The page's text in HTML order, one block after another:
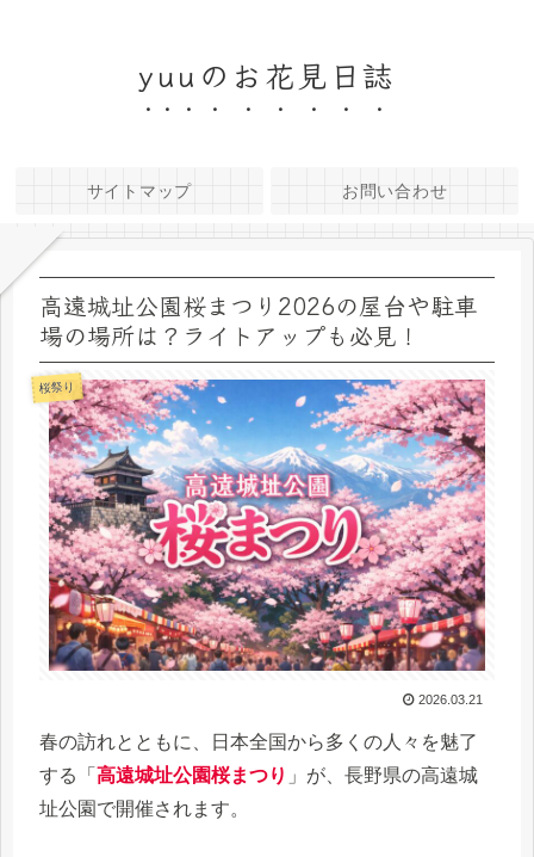
yuuのお花見日誌
サイトマップ お問い合わせ
高遠城址公園桜まつり2026の屋台や駐車
場の場所は？ライトアップも必見！
桜祭り
2026.03.21
春の訪れとともに、日本全国から多くの人々を魅了
する「 高遠城址公園桜まつり 」が、長野県の高遠城
址公園で開催されます。